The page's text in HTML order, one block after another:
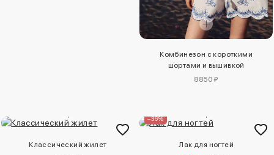
Комбинезон с короткими
шортами и вышивкой
8850 ₽
Классический жилет
–36%
Лак для ногтей